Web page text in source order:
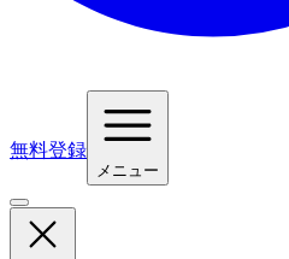
無料登録
メニュー